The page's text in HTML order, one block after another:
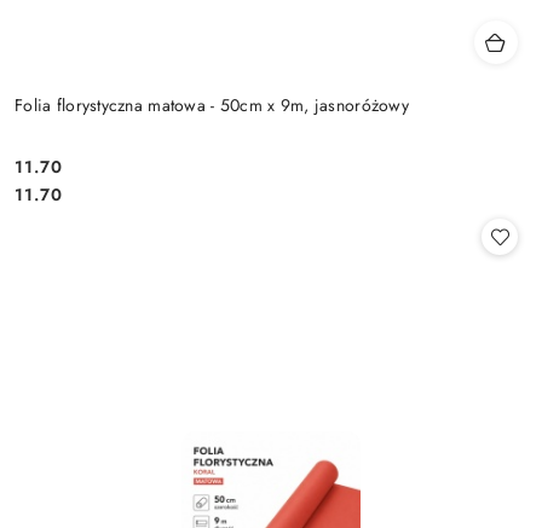
Folia florystyczna matowa - 50cm x 9m, jasnoróżowy
Cena:
11.70
Cena:
11.70